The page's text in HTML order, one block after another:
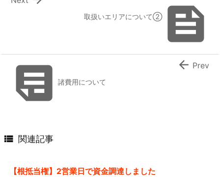

取扱いエリアについて②
諸費用について
 Prev
 関連記事
【根抵当権】2営業日で資金調達しました